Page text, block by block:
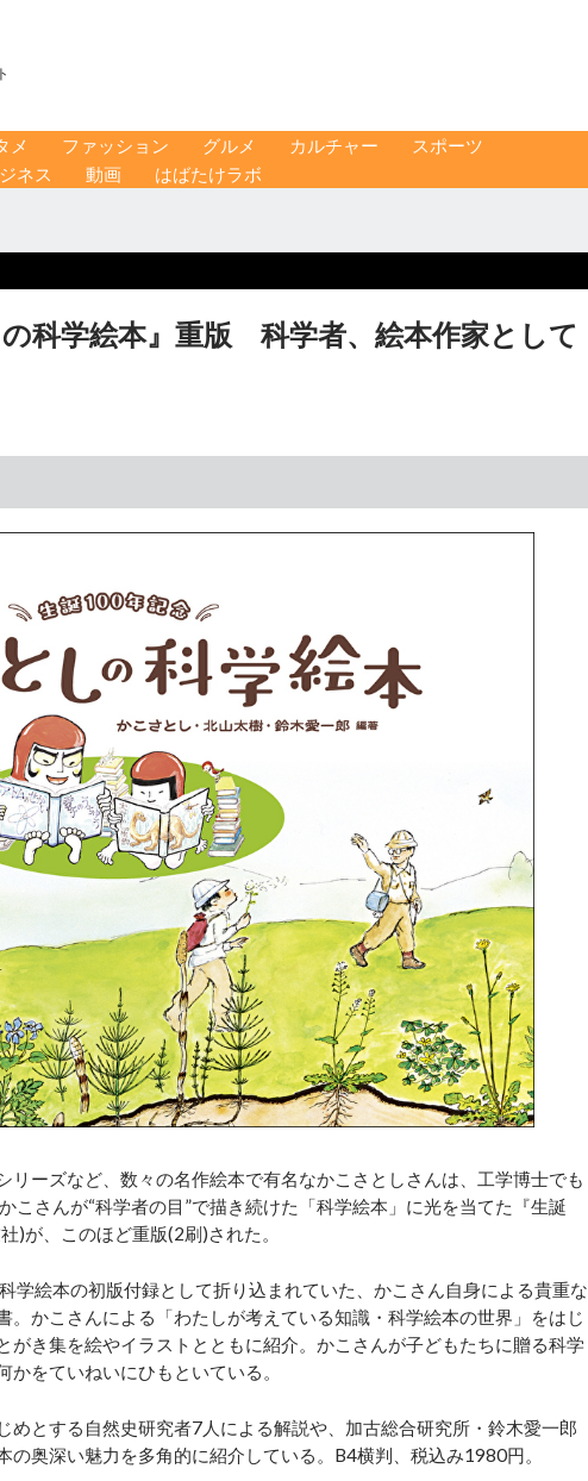
メ ファッション グルメ カルチャー
スポーツ
ネス 動画 はばたけラボ
の科学絵本』重版 科学者、絵本作家として
ーズなど、数々の名作絵本で有名なかこさとしさんは、工学博士でも
さんが“科学者の目”で描き続けた「科学絵本」に光を当てた『生誕
)が、このほど重版(2刷)された。
学絵本の初版付録として折り込まれていた、かこさん自身による貴重な
かこさんによる「わたしが考えている知識・科学絵本の世界」をはじ
がき集を絵やイラストとともに紹介。かこさんが子どもたちに贈る科学
をていねいにひもといている。
とする自然史研究者7人による解説や、加古総合研究所・鈴木愛一郎
奥深い魅力を多角的に紹介している。B4横判、税込み1980円。